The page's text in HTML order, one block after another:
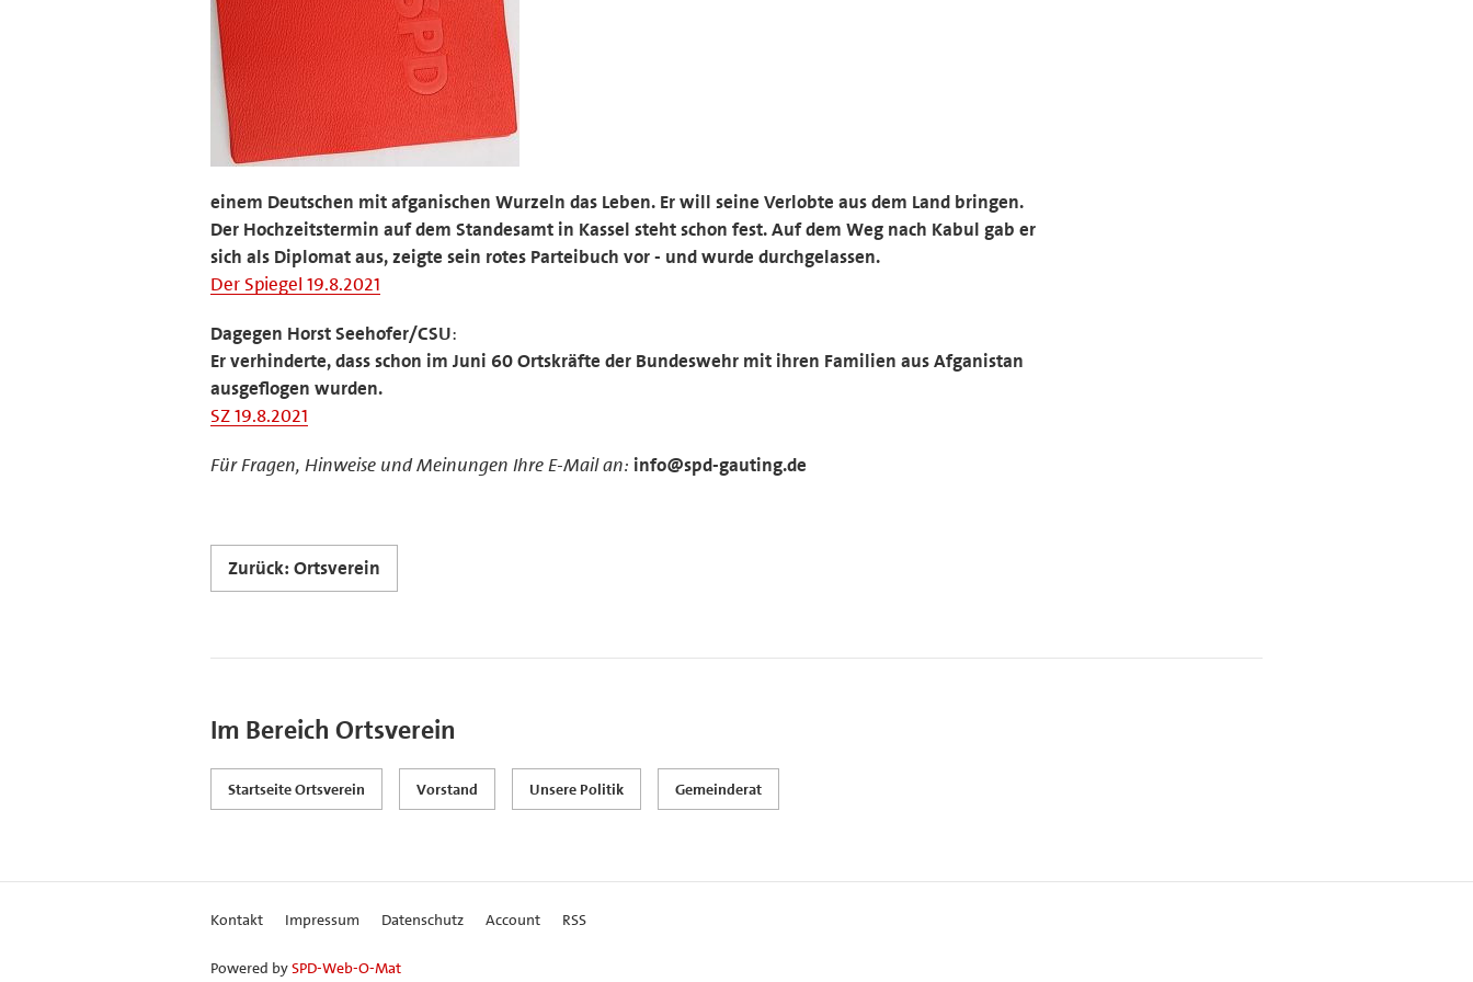
einem Deutschen mit afganischen Wurzeln das Leben. Er will seine Verlobte aus dem Land bringen.
Der Hochzeitstermin auf dem Standesamt in Kassel steht schon fest. Auf dem Weg nach Kabul gab er
sich als Diplomat aus, zeigte sein rotes Parteibuch vor - und wurde durchgelassen.
Der Spiegel 19.8.2021
Dagegen Horst Seehofer/CSU:
Er verhinderte, dass schon im Juni 60 Ortskräfte der Bundeswehr mit ihren Familien aus Afganistan
ausgeflogen wurden.
SZ 19.8.2021
Für Fragen, Hinweise und Meinungen Ihre E-Mail an: info@spd-gauting.de
Zurück: Ortsverein
Im Bereich Ortsverein
Startseite Ortsverein Vorstand Unsere Politik Gemeinderat
Kontakt Impressum Datenschutz Account RSS
Powered bySPD-Web-O-Mat